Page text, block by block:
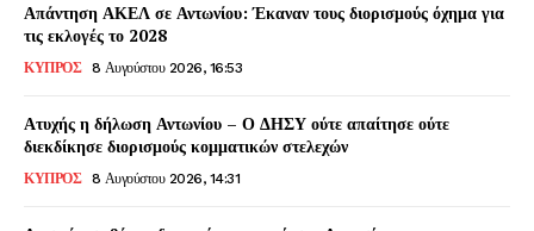
Απάντηση ΑΚΕΛ σε Αντωνίου: Έκαναν τους διορισμούς όχημα για
τις εκλογές το 2028
ΚΥΠΡΟΣ 8 Αυγούστου 2026, 16:53
Ατυχής η δήλωση Αντωνίου – Ο ΔΗΣΥ ούτε απαίτησε ούτε
διεκδίκησε διορισμούς κομματικών στελεχών
ΚΥΠΡΟΣ 8 Αυγούστου 2026, 14:31